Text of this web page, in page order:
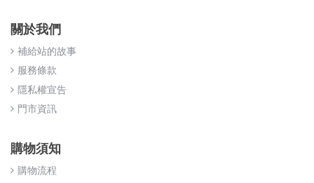
關於我們
補給站的故事
服務條款
隱私權宣告
門市資訊
購物須知
購物流程